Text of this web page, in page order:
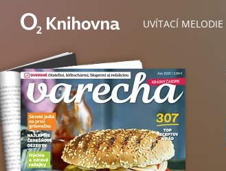
UVÍTACÍ MELODIE